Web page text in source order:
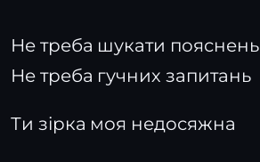
Не треба шукати пояснень
Не треба гучних запитань
Ти зірка моя недосяжна